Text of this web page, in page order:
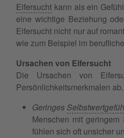
Eifersucht kann als ein
eine wichtige Beziehung
Eifersucht nicht nur auf
wie zum Beispiel im
Ursachen von Eifersucht
Die Ursachen von
Persönlichkeitsmerkmalen
Geringes
Menschen mit
fühlen sich oft unsicher